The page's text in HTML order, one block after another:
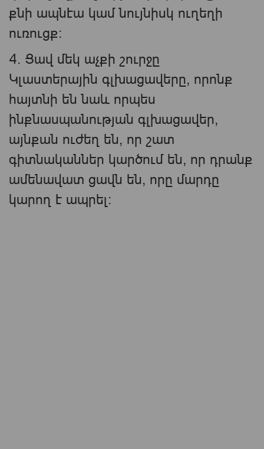
քնի ապնէա կամ նույնիսկ ուղեղի
ուռուցք:
4. Ցավ մեկ աչքի շուրջը
Կլաստերային գլխացավերը, որոնք
հայտնի են նաև որպես
ինքնասպանության գլխացավեր,
այնքան ուժեղ են, որ շատ
գիտնականներ կարծում են, որ դրանք
ամենավատ ցավն են, որը մարդը
կարող է ապրել: